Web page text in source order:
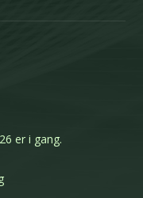
er i gang.